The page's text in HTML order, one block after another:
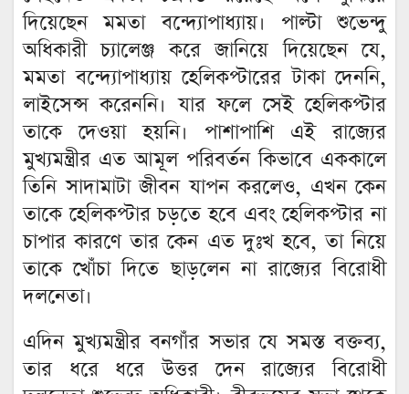
দিয়েছেন মমতা বন্দ্যোপাধ্যায়। পাল্টা শুভেন্দু
অধিকারী চ্যালেঞ্জ করে জানিয়ে দিয়েছেন যে,
মমতা বন্দ্যোপাধ্যায় হেলিকপ্টারের টাকা দেননি,
লাইসেন্স করেননি। যার ফলে সেই হেলিকপ্টার
তাকে দেওয়া হয়নি। পাশাপাশি এই রাজ্যের
মুখ্যমন্ত্রীর এত আমূল পরিবর্তন কিভাবে এককালে
তিনি সাদামাটা জীবন যাপন করলেও, এখন কেন
তাকে হেলিকপ্টার চড়তে হবে এবং হেলিকপ্টার না
চাপার কারণে তার কেন এত দুঃখ হবে, তা নিয়ে
তাকে খোঁচা দিতে ছাড়লেন না রাজ্যের বিরোধী
দলনেতা।
এদিন মুখ্যমন্ত্রীর বনগাঁর সভার যে সমস্ত বক্তব্য,
তার ধরে ধরে উত্তর দেন রাজ্যের বিরোধী